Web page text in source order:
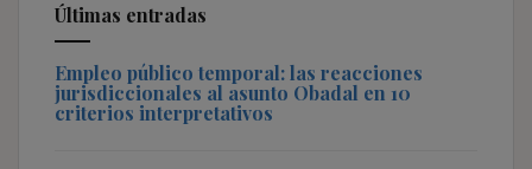
Últimas entradas
Empleo público temporal: las reacciones
jurisdiccionales al asunto Obadal en 10
criterios interpretativos